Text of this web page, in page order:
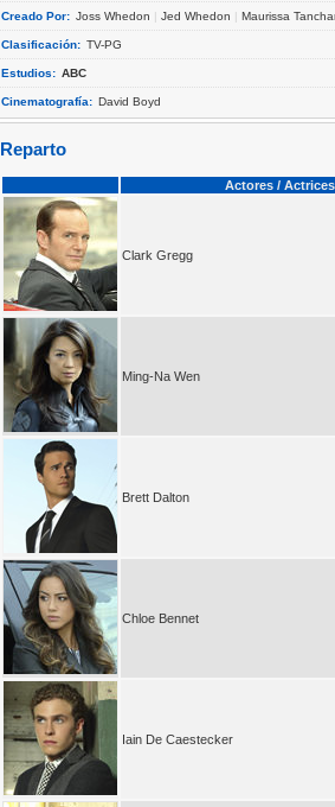
Creado Por: Joss Whedon | Jed Whedon | Maurissa
Clasificación: TV-PG
Estudios: ABC
Cinematografía: David Boyd
Reparto
Actores / Actrices
Clark Gregg
Ming-Na Wen
Brett Dalton
Chloe Bennet
Iain De Caestecker